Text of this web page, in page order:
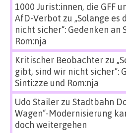
1000 Jurist:innen, die GFF
AfD-Verbot zu „Solange
nicht sicher“: Gedenken an
Rom:nja
Kritischer Beobachterzu
gibt, sind wir nicht sicher“:
Sinti:zze und Rom:nja
Udo Stailerzu Stadtbahn
Wagen“-Modernisierung
doch weitergehen